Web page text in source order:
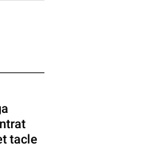
tacle